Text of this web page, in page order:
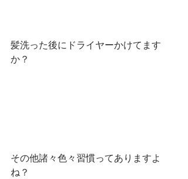
髪洗った後にドライヤーかけてます
か？
その他諸々色々習慣ってありますよ
ね？